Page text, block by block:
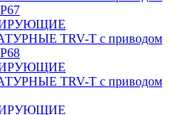
TRV-T с приводом
TRV-T с приводом